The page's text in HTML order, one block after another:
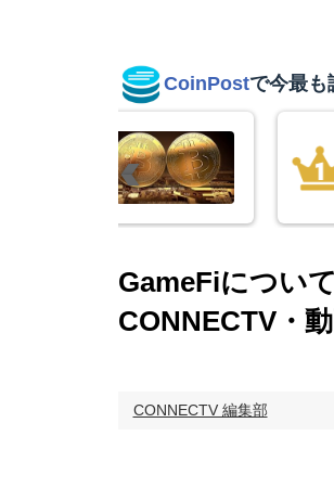
CoinPostで今最も
GameFiについ
CONNECTV・
CONNECTV 編集部